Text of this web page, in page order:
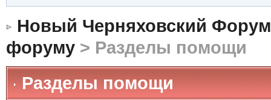
Новый Черняховский Форум
форуму> Разделы помощи
Разделы помощи